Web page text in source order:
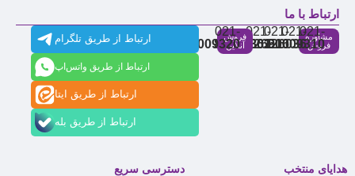
ارتباط با ما
مشاوره
فروش
021-
91009310
021-
86126036
021-
86126506
021-
88537803
فروش
آنلاین
021-
91009320
ارتباط از طریق تلگرام
ارتباط از طریق واتس‌اپ
ارتباط از طریق ایتا
ارتباط از طریق بله
هدایای منتخب دسترسی سریع